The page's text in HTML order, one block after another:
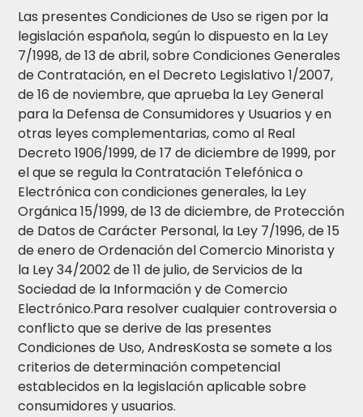
Las presentes Condiciones de Uso se rigen por la
legislación española, según lo dispuesto en la Ley
7/1998, de 13 de abril, sobre Condiciones Generales
de Contratación, en el Decreto Legislativo 1/2007,
de 16 de noviembre, que aprueba la Ley General
para la Defensa de Consumidores y Usuarios y en
otras leyes complementarias, como al Real
Decreto 1906/1999, de 17 de diciembre de 1999, por
el que se regula la Contratación Telefónica o
Electrónica con condiciones generales, la Ley
Orgánica 15/1999, de 13 de diciembre, de Protección
de Datos de Carácter Personal, la Ley 7/1996, de 15
de enero de Ordenación del Comercio Minorista y
la Ley 34/2002 de 11 de julio, de Servicios de la
Sociedad de la Información y de Comercio
Electrónico.Para resolver cualquier controversia o
conflicto que se derive de las presentes
Condiciones de Uso, AndresKosta se somete a los
criterios de determinación competencial
establecidos en la legislación aplicable sobre
consumidores y usuarios.